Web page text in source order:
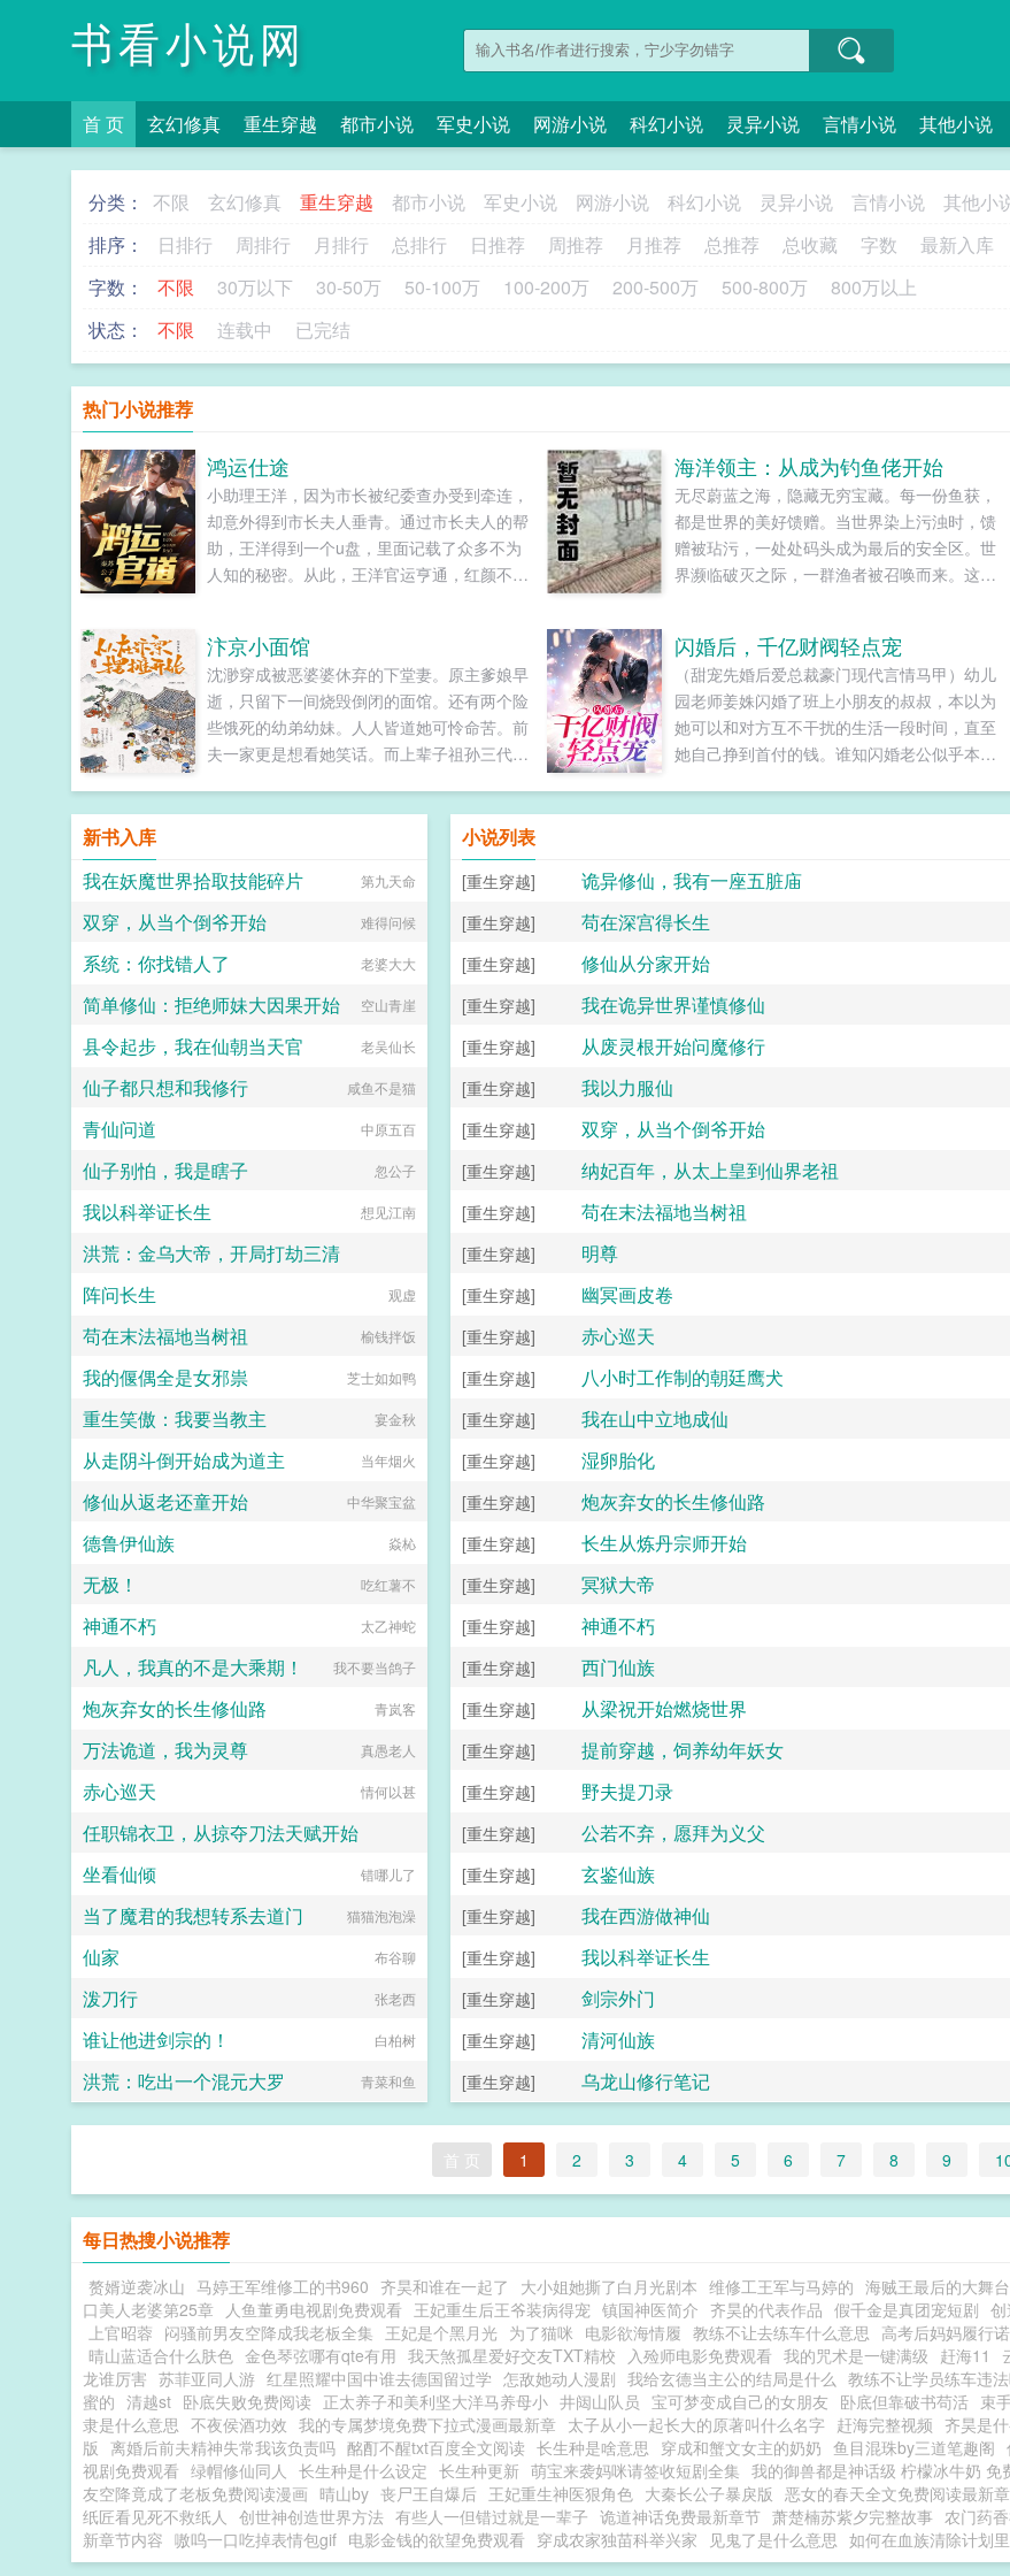
书看小说网
首 页 玄幻修真 重生穿越 都市小说 军史小说 网游小说 科幻小说 灵异小说 言情小说 其他小说
分类： 不限 玄幻修真 重生穿越 都市小说 军史小说 网游小说 科幻小说 灵异小说 言情小说
其他小
排序：
日排行 周排行 月排行 总排行 日推荐 周推荐 月推荐 总推荐 总收藏 字数 最新入库
字数：
不限 30万以下 30-50万 50-100万 100-200万 200-500万 500-800万
800万以上
状态：
不限 连载中 已完结
热门小说推荐
鸿运仕途
小助理王洋，因为市长被纪委查办受到牵连，
却意外得到市长夫人垂青。通过市长夫人的帮
助，王洋得到一个u盘，里面记载了众多不为
人知的秘密。从此，王洋官运亨通，红颜不
海洋领主：从成为钓鱼佬开始
无尽蔚蓝之海，隐藏无穷宝藏。每一份鱼获，
都是世界的美好馈赠。当世界染上污浊时，馈
赠被玷污，一处处码头成为最后的安全区。世
界濒临破灭之际，一群渔者被召唤而来。这是
腿的鱼到底能不能吃？在线等，挺急的。...
汴京小面馆
沈渺穿成被恶婆婆休弃的下堂妻。原主爹娘早
逝，只留下一间烧毁倒闭的面馆。还有两个险
些饿死的幼弟幼妹。人人皆道她可怜命苦。前
夫一家更是想看她笑话。而上辈子祖孙三代都
闪婚后，千亿财阀轻点宠
（甜宠先婚后爱总裁豪门现代言情马甲）幼儿
园老师姜姝闪婚了班上小朋友的叔叔，本以为
她可以和对方互不干扰的生活一段时间，直至
她自己挣到首付的钱。谁知闪婚老公似乎本事
有了一笔额外的收入。就在她攒齐首付准备买
房离开时，那位闪婚老公带着一块市中心的地
皮签购协议过来，说道你想要多少套房子，我
建给你，你一天住一套。姜姝这才发现，自己
闪婚了本地一个大财阀，且那个大财阀就是她
那个牛皮糖一样的微博粉丝。...
新书入库
我在妖魔世界拾取技能碎片
第九天命
双穿，从当个倒爷开始 难得问候
系统：你找错人了 老婆大大
简单修仙：拒绝师妹大因果开始 空山青崖
县令起步，我在仙朝当天官 老吴仙长
仙子都只想和我修行 咸鱼不是猫
青仙问道 中原五百
仙子别怕，我是瞎子 忽公子
我以科举证长生 想见江南
洪荒：金乌大帝，开局打劫三清
潜进海底的鱼
阵问长生 观虚
苟在末法福地当树祖 榆钱拌饭
我的偃偶全是女邪祟 芝士如如鸭
重生笑傲：我要当教主 宴金秋
从走阴斗倒开始成为道主 当年烟火
修仙从返老还童开始 中华聚宝盆
德鲁伊仙族 焱杺
无极！ 吃红薯不
神通不朽 太乙神蛇
凡人，我真的不是大乘期！ 我不要当鸽子
炮灰弃女的长生修仙路 青岚客
万法诡道，我为灵尊 真愚老人
赤心巡天 情何以甚
任职锦衣卫，从掠夺刀法天赋开始
远赴人间惊鸿客
坐看仙倾 错哪儿了
当了魔君的我想转系去道门 猫猫泡泡澡
仙家 布谷聊
泼刀行 张老西
谁让他进剑宗的！ 白柏树
洪荒：吃出一个混元大罗 青菜和鱼
小说列表
[重生穿越] 诡异修仙，我有一座五脏庙
[重生穿越]
苟在深宫得长生
[重生穿越]
修仙从分家开始
[重生穿越]
我在诡异世界谨慎修仙
[重生穿越]
从废灵根开始问魔修行
[重生穿越]
我以力服仙
[重生穿越]
双穿，从当个倒爷开始
[重生穿越]
纳妃百年，从太上皇到仙界老祖
[重生穿越]
苟在末法福地当树祖
[重生穿越]
明尊
[重生穿越]
幽冥画皮卷
[重生穿越]
赤心巡天
[重生穿越]
八小时工作制的朝廷鹰犬
[重生穿越]
我在山中立地成仙
[重生穿越]
湿卵胎化
[重生穿越]
炮灰弃女的长生修仙路
[重生穿越]
长生从炼丹宗师开始
[重生穿越]
冥狱大帝
[重生穿越]
神通不朽
[重生穿越]
西门仙族
[重生穿越]
从梁祝开始燃烧世界
[重生穿越]
提前穿越，饲养幼年妖女
[重生穿越]
野夫提刀录
[重生穿越]
公若不弃，愿拜为义父
[重生穿越]
玄鉴仙族
[重生穿越]
我在西游做神仙
[重生穿越]
我以科举证长生
[重生穿越]
剑宗外门
[重生穿越]
清河仙族
[重生穿越]
乌龙山修行笔记
首 页 1 2 3 4 5 6 7 8 9
每日热搜小说推荐
赘婿逆袭冰山 马婷王军维修工的书960 齐昊和谁在一起了 大小姐她撕了白月光剧本 维修工王军与马婷的 海贼王最后的大舞台
口美人老婆第25章 人鱼董勇电视剧免费观看 王妃重生后王爷装病得宠 镇国神医简介 齐昊的代表作品 假千金是真团宠短剧
上官昭蓉 闷骚前男友空降成我老板全集 王妃是个黑月光 为了猫咪 电影欲海情履 教练不让去练车什么意思 高考后妈妈履行
晴山蓝适合什么肤色 金色琴弦哪有qte有用 我天煞孤星爱好交友TXT精校 入殓师电影免费观看 我的咒术是一键满级 赶海11
龙谁厉害 苏菲亚同人游 红星照耀中国中谁去德国留过学 怎敌她动人漫剧 我给玄德当主公的结局是什么 教练不让学员练车违
蜜的 清越st 卧底失败免费阅读 正太养子和美利坚大洋马养母小 井闼山队员 宝可梦变成自己的女朋友 卧底但靠破书苟活 束
隶是什么意思 不夜侯酒功效 我的专属梦境免费下拉式漫画最新章 太子从小一起长大的原著叫什么名字 赶海完整视频 齐昊是
版 离婚后前夫精神失常我该负责吗 酩酊不醒txt百度全文阅读 长生种是啥意思 穿成和蟹文女主的奶奶 鱼目混珠by三道笔趣阁
视剧免费观看 绿帽修仙同人 长生种是什么设定 长生种更新 萌宝来袭妈咪请签收短剧全集 我的御兽都是神话级 柠檬冰牛奶 免
友空降竟成了老板免费阅读漫画 晴山by 丧尸王自爆后 王妃重生神医狠角色 大秦长公子暴戾版 恶女的春天全文免费阅读最新
纸匠看见死不救纸人 创世神创造世界方法 有些人一但错过就是一辈子 诡道神话免费最新章节 萧楚楠苏紫夕完整故事 农门药
新章节内容 嗷呜一口吃掉表情包gif 电影金钱的欲望免费观看 穿成农家独苗科举兴家 见鬼了是什么意思 如何在血族清除计划